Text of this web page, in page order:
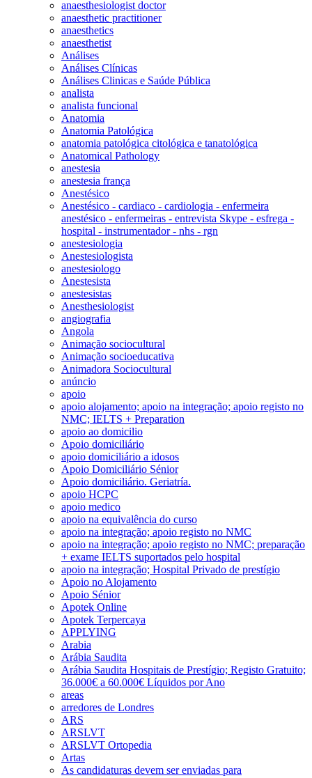
anaesthesiologist doctor
anaesthetic practitioner
anaesthetics
anaesthetist
Análises
Análises Clínicas
Análises Clinicas e Saúde Pública
analista
analista funcional
Anatomia
Anatomia Patológica
anatomia patológica citológica e tanatológica
Anatomical Pathology
anestesia
anestesia frança
Anestésico
Anestésico - cardiaco - cardiologia - enfermeira
anestésico - enfermeiras - entrevista Skype - esfrega -
hospital - instrumentador - nhs - rgn
anestesiologia
Anestesiologista
anestesiologo
Anestesista
anestesistas
Anesthesiologist
angiografia
Angola
Animação sociocultural
Animação socioeducativa
Animadora Sociocultural
anúncio
apoio
apoio alojamento; apoio na integração; apoio registo no
NMC; IELTS + Preparation
apoio ao domicilio
Apoio domiciliário
apoio domiciliário a idosos
Apoio Domiciliário Sénior
Apoio domiciliário. Geriatría.
apoio HCPC
apoio medico
apoio na equivalência do curso
apoio na integração; apoio registo no NMC
apoio na integração; apoio registo no NMC; preparação
+ exame IELTS suportados pelo hospital
apoio na integração; Hospital Privado de prestígio
Apoio no Alojamento
Apoio Sénior
Apotek Online
Apotek Terpercaya
APPLYING
Arabia
Arábia Saudita
Arábia Saudita Hospitais de Prestígio; Registo Gratuito;
36.000€ a 60.000€ Líquidos por Ano
areas
arredores de Londres
ARS
ARSLVT
ARSLVT Ortopedia
Artas
As candidaturas devem ser enviadas para